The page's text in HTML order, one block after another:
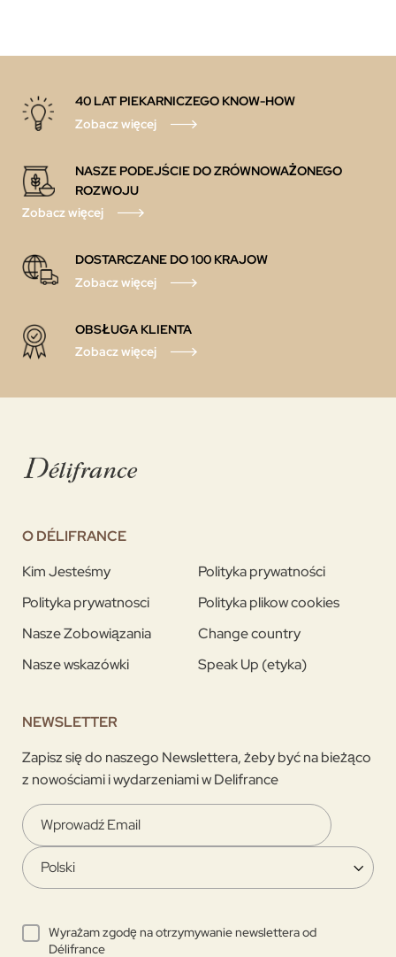
40 LAT PIEKARNICZEGO KNOW-HOW
Zobacz więcej
NASZE PODEJŚCIE DO ZRÓWNOWAŻONEGO
ROZWOJU
Zobacz więcej
DOSTARCZANE DO 100 KRAJOW
Zobacz więcej
OBSŁUGA KLIENTA
Zobacz więcej
O DÉLIFRANCE
Kim Jesteśmy
Polityka prywatności
Polityka prywatnosci
Polityka plikow cookies
Nasze Zobowiązania
Change country
Nasze wskazówki
Speak Up (etyka)
NEWSLETTER
Zapisz się do naszego Newslettera, żeby być na bieżąco
z nowościami i wydarzeniami w Delifrance
Wyrażam zgodę na otrzymywanie newslettera od
Délifrance